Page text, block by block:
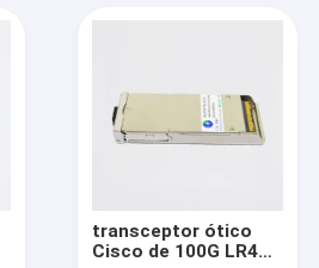
transceptor ótico
Cisco de 100G LR4